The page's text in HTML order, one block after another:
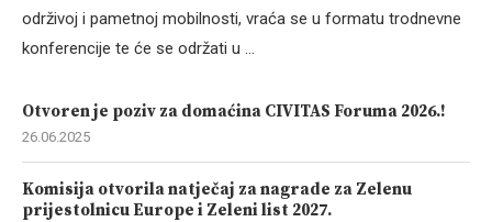
održivoj i pametnoj mobilnosti, vraća se u formatu trodnevne
konferencije te će se održati u …
Otvoren je poziv za domaćina CIVITAS Foruma 2026.!
26.06.2025
Komisija otvorila natječaj za nagrade za Zelenu
prijestolnicu Europe i Zeleni list 2027.